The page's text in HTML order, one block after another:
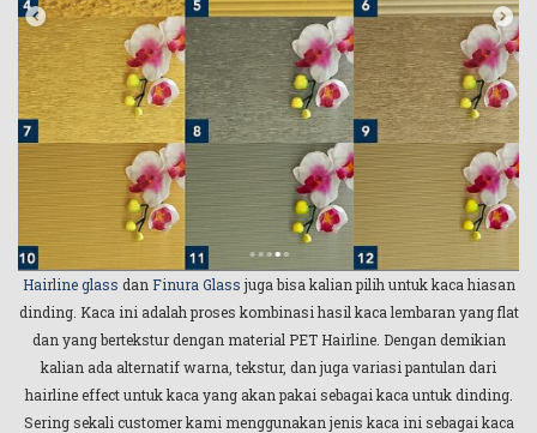
Hairline glass dan Finura Glass juga bisa kalian pilih untuk kaca hiasan
dinding. Kaca ini adalah proses kombinasi hasil kaca lembaran yang flat
dan yang bertekstur dengan material PET Hairline. Dengan demikian
kalian ada alternatif warna, tekstur, dan juga variasi pantulan dari
hairline effect untuk kaca yang akan pakai sebagai kaca untuk dinding.
Sering sekali customer kami menggunakan jenis kaca ini sebagai kaca